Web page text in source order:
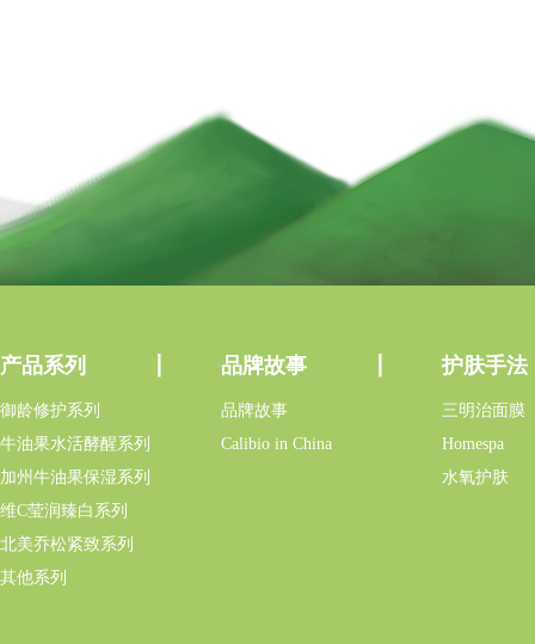
产品系列
御龄修护系列
牛油果水活酵醒系列
加州牛油果保湿系列
维C莹润臻白系列
北美乔松紧致系列
其他系列
品牌故事
品牌故事
Calibio in China
护肤手法
三明治面膜
Homespa
水氧护肤